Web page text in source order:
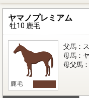
ヤマノプレミアム
牡10 鹿毛
父馬：
母馬：
母父馬